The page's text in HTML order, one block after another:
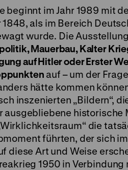
beginnt im Jahr 1989 mit
1848, als im Bereich
wurde. Die
Mauerbau, Kalter
auf Hitler oder Erster
auf – um der
hätte kommen
inszenierten „Bildern“,
historische
die
führten, der sich
diese Art und Weise
1950 in